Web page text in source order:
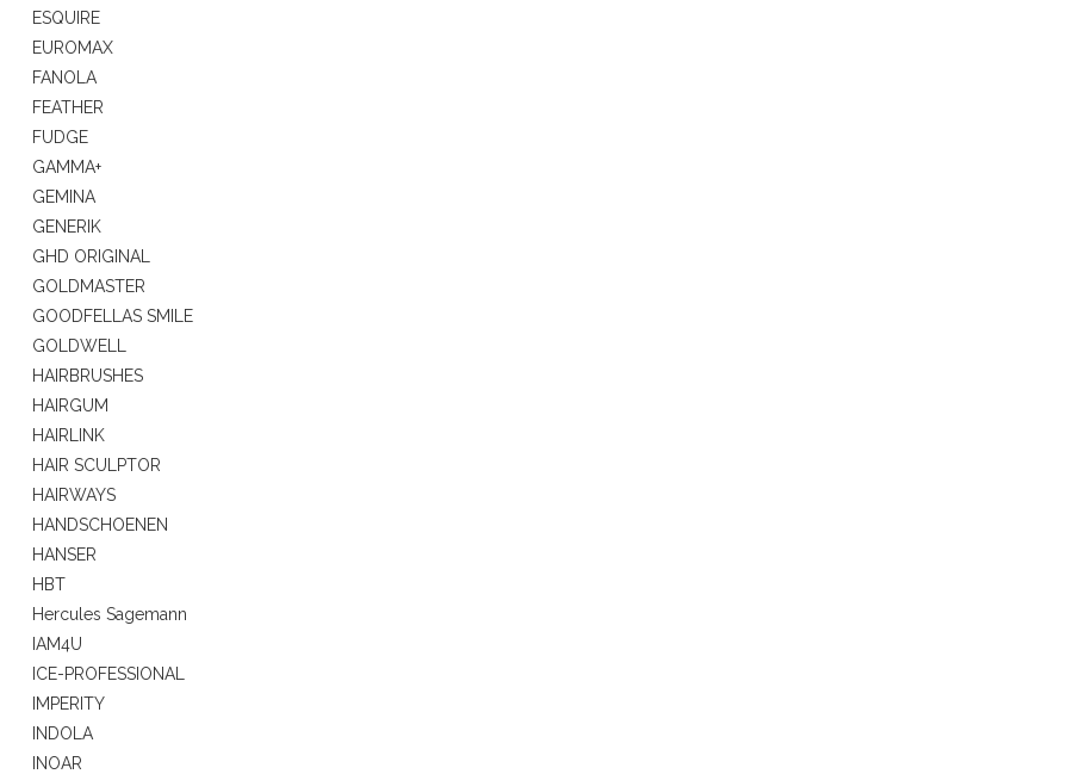
ESQUIRE
EUROMAX
FANOLA
FEATHER
FUDGE
GAMMA+
GEMINA
GENERIK
GHD ORIGINAL
GOLDMASTER
GOODFELLAS SMILE
GOLDWELL
HAIRBRUSHES
HAIRGUM
HAIRLINK
HAIR SCULPTOR
HAIRWAYS
HANDSCHOENEN
HANSER
HBT
Hercules Sagemann
IAM4U
ICE-PROFESSIONAL
IMPERITY
INDOLA
INOAR